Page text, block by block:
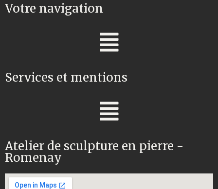
Votre navigation
Services et mentions
Atelier de sculpture en pierre -
Romenay